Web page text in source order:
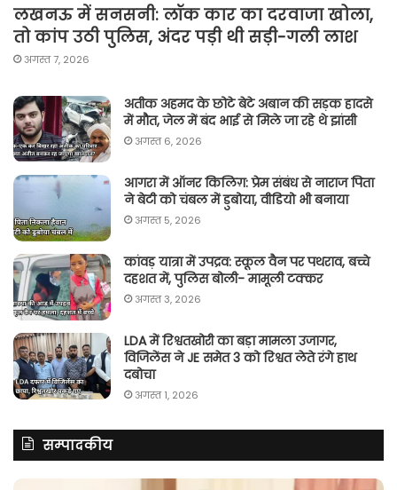
लखनऊ में सनसनी: लॉक कार का दरवाजा खोला,
तो कांप उठी पुलिस, अंदर पड़ी थी सड़ी-गली लाश
अगस्त 7, 2026
अतीक अहमद के छोटे बेटे अबान की सड़क हादसे
में मौत, जेल में बंद भाई से मिले जा रहे थे झांसी
अगस्त 6, 2026
आगरा में ऑनर किलिग़: प्रेम संबंध से नाराज पिता
ने बेटी को चंबल में डुबोया, वीडियो भी बनाया
अगस्त 5, 2026
कांवड़ यात्रा में उपद्रव: स्कूल वैन पर पथराव, बच्चे
दहशत में, पुलिस बोली- मामूली टक्कर
अगस्त 3, 2026
LDA में रिश्वतखोरी का बड़ा मामला उजागर,
विजिलेंस ने JE समेत 3 को रिश्वत लेते रंगे हाथ
दबोचा
अगस्त 1, 2026
सम्पादकीय